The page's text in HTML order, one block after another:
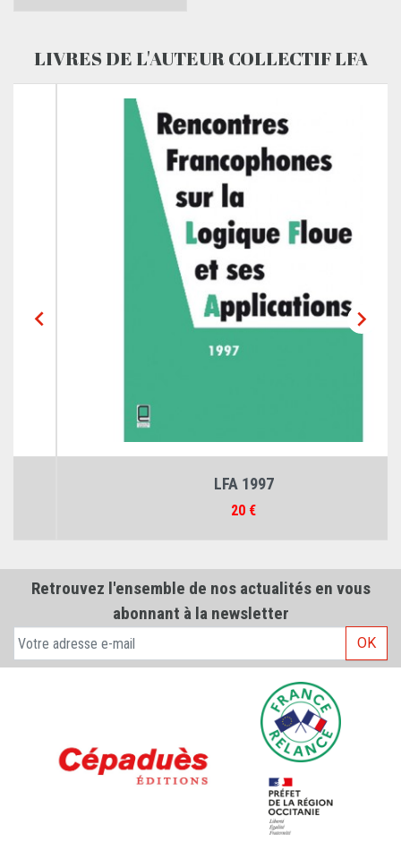
LIVRES DE L'AUTEUR COLLECTIF LFA

LFA 1997

Retrouvez l'ensemble de nos actualités en vous
abonnant à la newsletter
OK